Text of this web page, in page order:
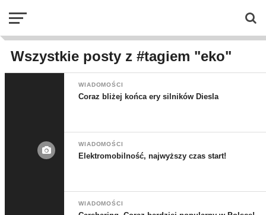
Wszystkie posty z #tagiem "eko"
WIADOMOŚCI
Coraz bliżej końca ery silników Diesla
WIADOMOŚCI
Elektromobilność, najwyższy czas start!
WIADOMOŚCI